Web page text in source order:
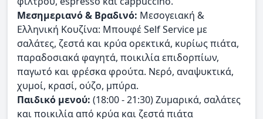
Μεσημεριανό & Βραδινό: Μεσογειακή &
Ελληνική Κουζίνα: Μπουφέ Self Service με
σαλάτες, ζεστά και κρύα ορεκτικά, κυρίως πιάτα,
παραδοσιακά φαγητά, ποικιλία επιδορπίων,
παγωτό και φρέσκα φρούτα. Νερό, αναψυκτικά,
χυμοί, κρασί, ούζο, μπύρα.
Παιδικό μενού: (18:00 - 21:30) Ζυμαρικά, σαλάτες
και ποικιλία από κρύα και ζεστά πιάτα